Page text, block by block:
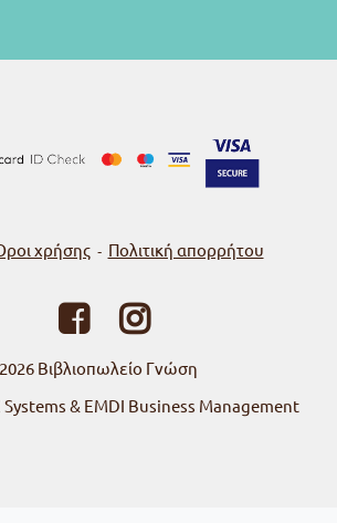
χρήσης - Πολιτική απορρήτου
Βιβλιοπωλείο Γνώση
Systems & EMDI Business Management